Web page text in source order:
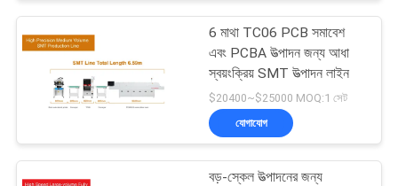
ছোট এসএমটি মেশিন
21
6 মাথা TC06 PCB সমাবেশ
এবং PCBA উত্পাদন জন্য আধা
স্বয়ংক্রিয় SMT উত্পাদন লাইন
$20400~$25000 MOQ:1 সেট
যোগাযোগ
বড়-স্কেল উত্পাদনের জন্য